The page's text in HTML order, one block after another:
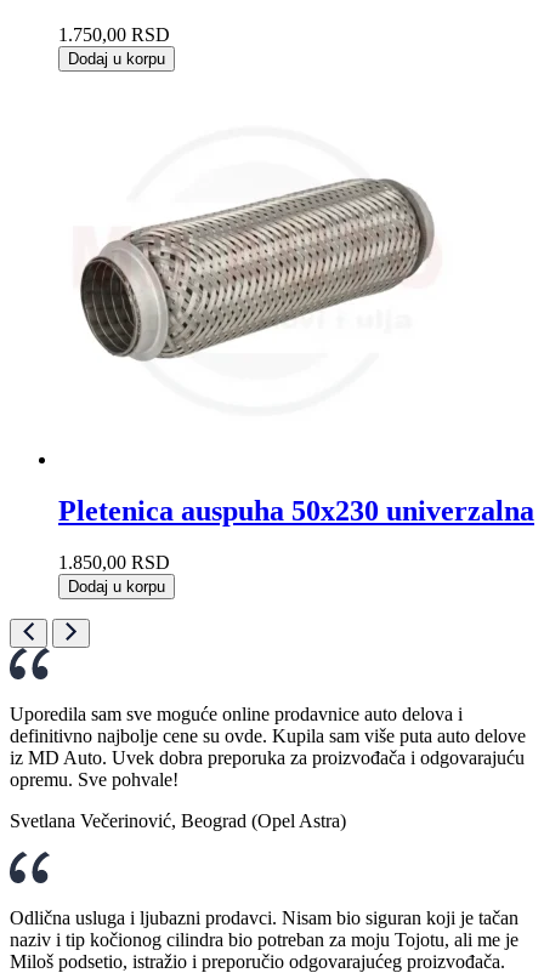
1.750,00 RSD
Dodaj u korpu
Pletenica auspuha 50x230 univerzalna
1.850,00 RSD
Dodaj u korpu
Uporedila sam sve moguće online prodavnice auto delova i
definitivno najbolje cene su ovde. Kupila sam više puta auto delove
iz MD Auto. Uvek dobra preporuka za proizvođača i odgovarajuću
opremu. Sve pohvale!
Svetlana Večerinović, Beograd (Opel Astra)
Odlična usluga i ljubazni prodavci. Nisam bio siguran koji je tačan
naziv i tip kočionog cilindra bio potreban za moju Tojotu, ali me je
Miloš podsetio, istražio i preporučio odgovarajućeg proizvođača.